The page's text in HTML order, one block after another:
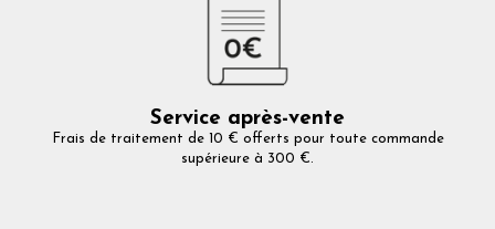
Service après-vente
Frais de traitement de 10 € offerts pour toute commande
supérieure à 300 €.